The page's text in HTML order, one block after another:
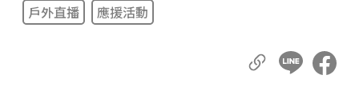
戶外直播
應援活動